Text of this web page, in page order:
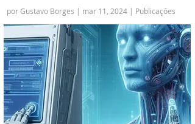
por Gustavo Borges | mar 11, 2024 | Publicações